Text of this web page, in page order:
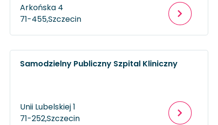
Arkońska 4
71-455,Szczecin
Samodzielny Publiczny Szpital Kliniczny
Unii Lubelskiej 1
71-252,Szczecin